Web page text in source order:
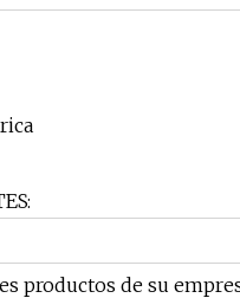
productos de su